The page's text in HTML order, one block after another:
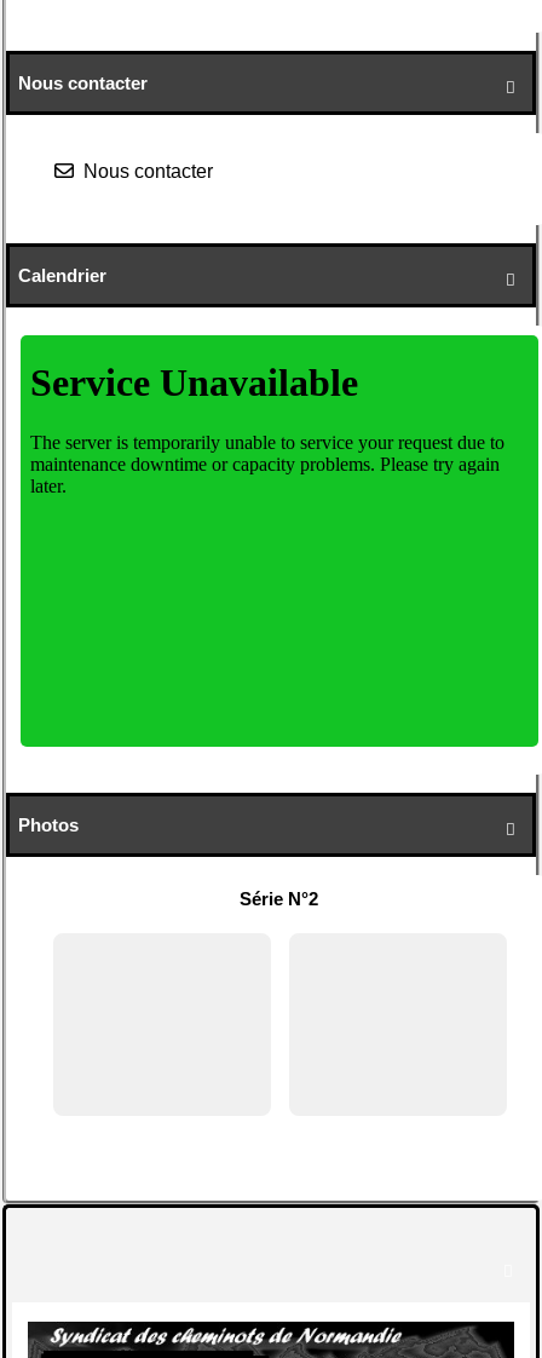

Nous contacter
Nous contacter

Calendrier

Photos
Série N°2